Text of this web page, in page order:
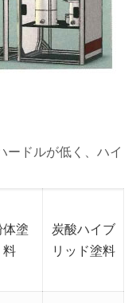
ードルが低く、ハイ
体塗
料
炭酸ハイブ
リッド塗料